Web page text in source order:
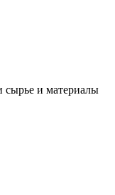
сырье и материалы